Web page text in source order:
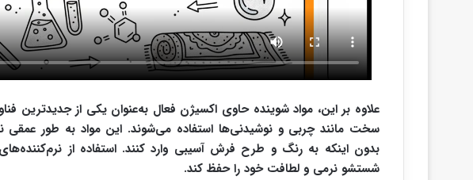
علاوه بر این، مواد شوینده حاوی اکسیژن فعال به‌عنوان یکی از جدیدترین
سخت مانند چربی و نوشیدنی‌ها استفاده می‌شوند. این مواد به طور عمقی
بدون اینکه به رنگ و طرح فرش آسیبی وارد کنند. استفاده از
شستشو نرمی و لطافت خود را حفظ کند.